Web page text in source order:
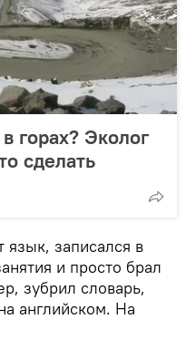
горах? Эколог
сделать
язык, записался в
и просто брал
зубрил словарь,
английском. На